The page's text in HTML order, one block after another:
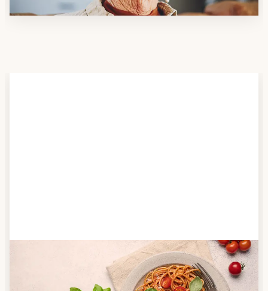
Anbieter finden